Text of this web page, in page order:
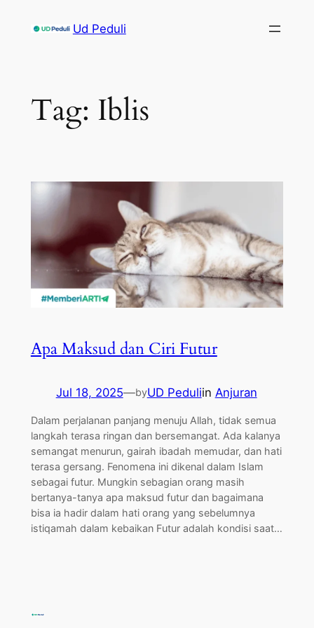
Ud Peduli
Tag: Iblis
Apa Maksud dan Ciri Futur
Jul 18, 2025—byUD Peduliin Anjuran
Dalam perjalanan panjang menuju Allah, tidak semua
langkah terasa ringan dan bersemangat. Ada kalanya
semangat menurun, gairah ibadah memudar, dan hati
terasa gersang. Fenomena ini dikenal dalam Islam
sebagai futur. Mungkin sebagian orang masih
bertanya-tanya apa maksud futur dan bagaimana
bisa ia hadir dalam hati orang yang sebelumnya
istiqamah dalam kebaikan Futur adalah kondisi saat…